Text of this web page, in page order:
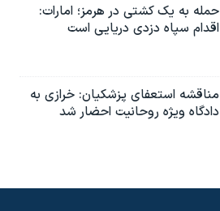
حمله به یک کشتی در هرمز؛ امارات:
اقدام سپاه دزدی دریایی است
مناقشه استعفای پزشکیان: خرازی به
دادگاه ویژه روحانیت احضار شد